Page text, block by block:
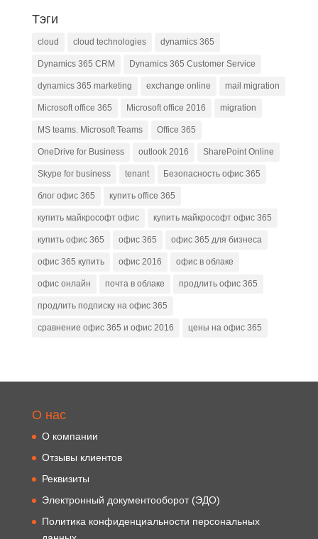
Тэги
cloud cloud technologies dynamics 365
Dynamics 365 CRM Dynamics 365 Customer Service
dynamics 365 marketing exchange online mail migration
Microsoft office 365 Microsoft office 2016 migration
MS teams. Microsoft Teams Office 365
OneDrive for Business outlook 2016 SharePoint Online
Skype for business tenant Безопасность офис 365
блог офис 365 купить office 365
купить майкрософт офис купить майкрософт офис 365
купить офис 365 офис 365 офис 365 для бизнеса
офис 365 купить офис 2016 офис в облаке
офис онлайн почта в облаке продлить офис 365
продлить подписку на офис 365
сравнение офис 365 и офис 2016 цены на офис 365
О нас
О компании
Отзывы клиентов
Реквизиты
Электронный документооборот (ЭДО)
Политика конфиденциальности персональных